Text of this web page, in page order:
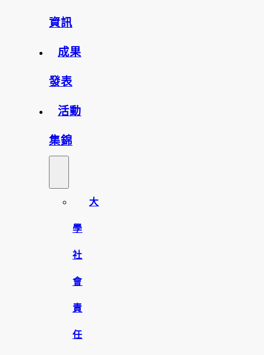
資訊
成果
發表
活動
集錦
大
學
社
會
責
任